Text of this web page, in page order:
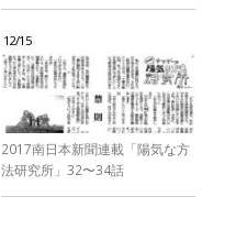
12/15
2017南日本新聞連載「陽気な方
法研究所」32〜34話